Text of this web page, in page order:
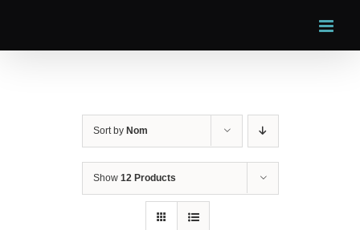
Sort by Nom
Show 12 Products